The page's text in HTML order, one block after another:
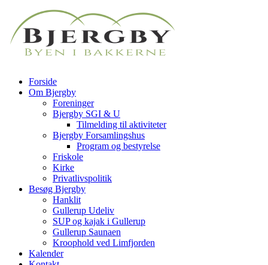
Forside
Om Bjergby
Foreninger
Bjergby SGI & U
Tilmelding til aktiviteter
Bjergby Forsamlingshus
Program og bestyrelse
Friskole
Kirke
Privatlivspolitik
Besøg Bjergby
Hanklit
Gullerup Udeliv
SUP og kajak i Gullerup
Gullerup Saunaen
Kroophold ved Limfjorden
Kalender